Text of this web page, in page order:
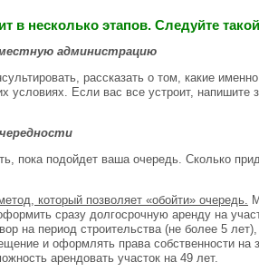
в несколько этапов. Следуйте
администрацию
рассказать о том, какие
условиях. Если вас все устроит, напишите
пока подойдет ваша очередь. Сколько
который позволяет «обойти» очередь.
сразу долгосрочную аренду на
на период строительства (не более 5
и оформлять права собственности на
арендовать участок на 49 лет.